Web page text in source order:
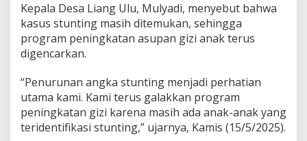
Kepala Desa Liang Ulu, Mulyadi, menyebut bahwa
kasus stunting masih ditemukan, sehingga
program peningkatan asupan gizi anak terus
digencarkan.
“Penurunan angka stunting menjadi perhatian
utama kami. Kami terus galakkan program
peningkatan gizi karena masih ada anak-anak yang
teridentifikasi stunting,” ujarnya, Kamis (15/5/2025).